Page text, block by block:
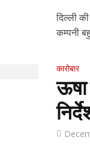
दिल्ली
कम्पनी
कारोबार